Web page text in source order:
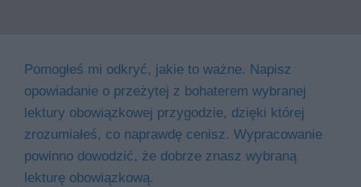
Pomogłeś mi odkryć, jakie to ważne. Napisz
opowiadanie o przeżytej z bohaterem wybranej
lektury obowiązkowej przygodzie, dzięki której
zrozumiałeś, co naprawdę cenisz. Wypracowanie
powinno dowodzić, że dobrze znasz wybraną
lekturę obowiązkową.